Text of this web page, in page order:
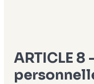
ARTICLE 8